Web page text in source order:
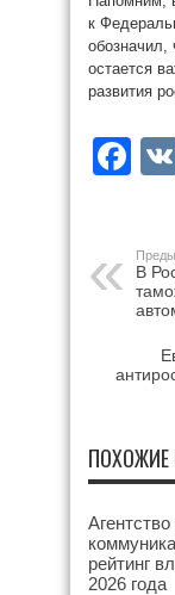
к
обозначил,
остается
развития
В
ПОХОЖИЕ
рейтинг
2026 года